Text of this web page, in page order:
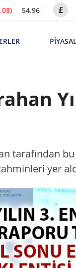
54.96
tarafından
yer